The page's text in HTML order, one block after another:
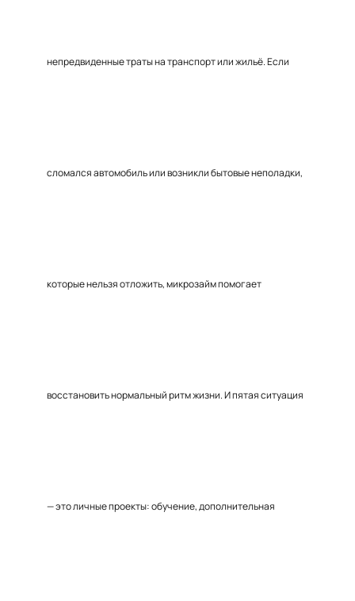
непредвиденные траты на транспорт или жильё. Если
сломался автомобиль или возникли бытовые неполадки,
которые нельзя отложить, микрозайм помогает
восстановить нормальный ритм жизни. И пятая ситуация
— это личные проекты: обучение, дополнительная